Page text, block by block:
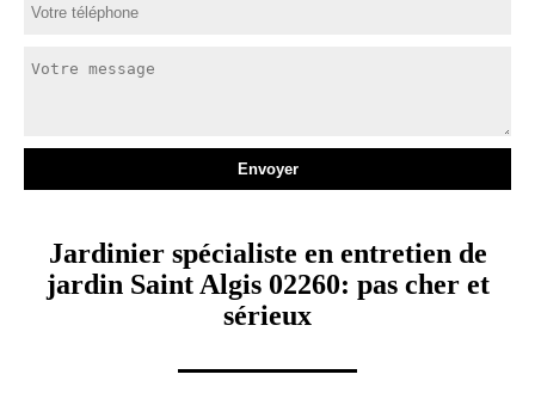
Jardinier spécialiste en entretien de
jardin Saint Algis 02260: pas cher et
sérieux